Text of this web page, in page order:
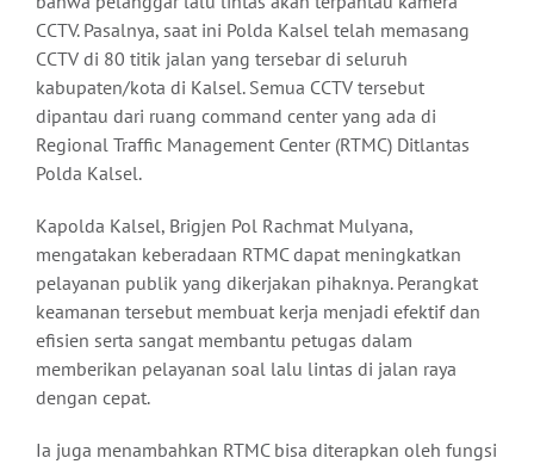
CCTV. Pasalnya, saat ini Polda Kalsel telah memasang
CCTV di 80 titik jalan yang tersebar di seluruh
kabupaten/kota di Kalsel. Semua CCTV tersebut
dipantau dari ruang command center yang ada di
Regional Traffic Management Center (RTMC) Ditlantas
Polda Kalsel.
Kapolda Kalsel, Brigjen Pol Rachmat Mulyana,
mengatakan keberadaan RTMC dapat meningkatkan
pelayanan publik yang dikerjakan pihaknya. Perangkat
keamanan tersebut membuat kerja menjadi efektif dan
efisien serta sangat membantu petugas dalam
memberikan pelayanan soal lalu lintas di jalan raya
dengan cepat.
Ia juga menambahkan RTMC bisa diterapkan oleh fungsi